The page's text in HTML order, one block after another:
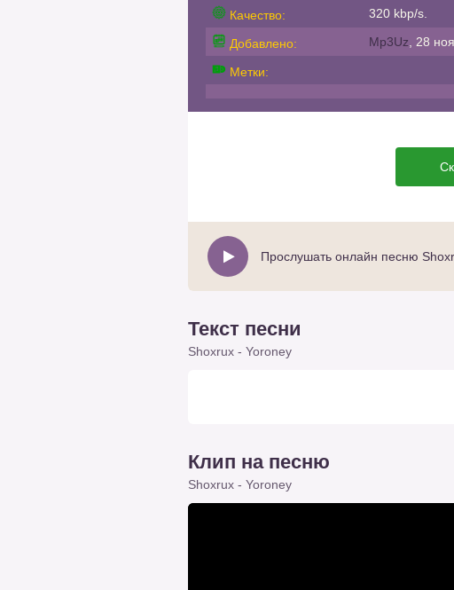
Качество:
320 kbp/s.
Добавлено: Mp3Uz , 28
Метки:
Прослушать онлайн песню
Текст песни
Shoxrux - Yoroney
Клип на песню
Shoxrux - Yoroney